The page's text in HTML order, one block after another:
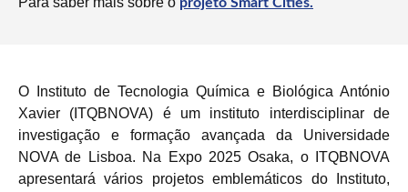
O Instituto de Tecnologia Química e Biológica António
Xavier (ITQBNOVA) é um instituto interdisciplinar de
investigação e formação avançada da Universidade
NOVA de Lisboa. Na Expo 2025 Osaka, o ITQBNOVA
apresentará vários projetos emblemáticos do Instituto,